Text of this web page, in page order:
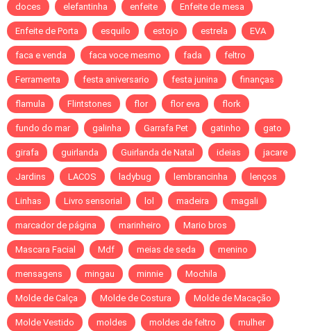
doces elefantinha enfeite Enfeite de mesa
Enfeite de Porta esquilo estojo estrela EVA
faca e venda faca voce mesmo fada feltro
Ferramenta festa aniversario festa junina finanças
flamula Flintstones flor flor eva flork
fundo do mar galinha Garrafa Pet gatinho gato
girafa guirlanda Guirlanda de Natal ideias jacare
Jardins LACOS ladybug lembrancinha lenços
Linhas Livro sensorial lol madeira magali
marcador de página marinheiro Mario bros
Mascara Facial Mdf meias de seda menino
mensagens mingau minnie Mochila
Molde de Calça Molde de Costura Molde de Macação
Molde Vestido moldes moldes de feltro mulher